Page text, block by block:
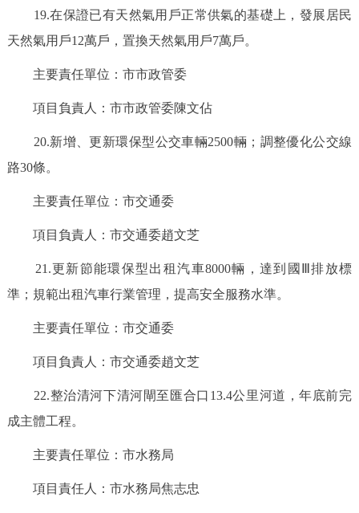
19.在保證已有天然氣用戶正常供氣的基礎上，發展居民
天然氣用戶12萬戶，置換天然氣用戶7萬戶。
主要責任單位：市市政管委
項目負責人：市市政管委陳文佔
20.新增、更新環保型公交車輛2500輛；調整優化公交線
路30條。
主要責任單位：市交通委
項目負責人：市交通委趙文芝
21.更新節能環保型出租汽車8000輛，達到國Ⅲ排放標
準；規範出租汽車行業管理，提高安全服務水準。
主要責任單位：市交通委
項目負責人：市交通委趙文芝
22.整治清河下清河閘至匯合口13.4公里河道，年底前完
成主體工程。
主要責任單位：市水務局
項目責任人：市水務局焦志忠